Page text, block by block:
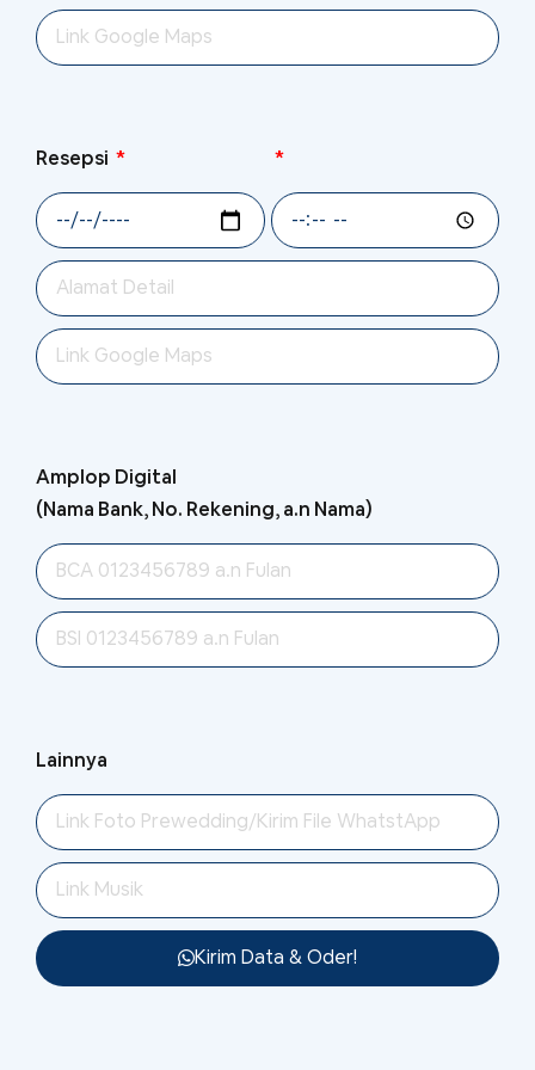
Resepsi
Amplop Digital
(Nama Bank, No. Rekening, a.n Nama)
Lainnya
Kirim Data & Oder!